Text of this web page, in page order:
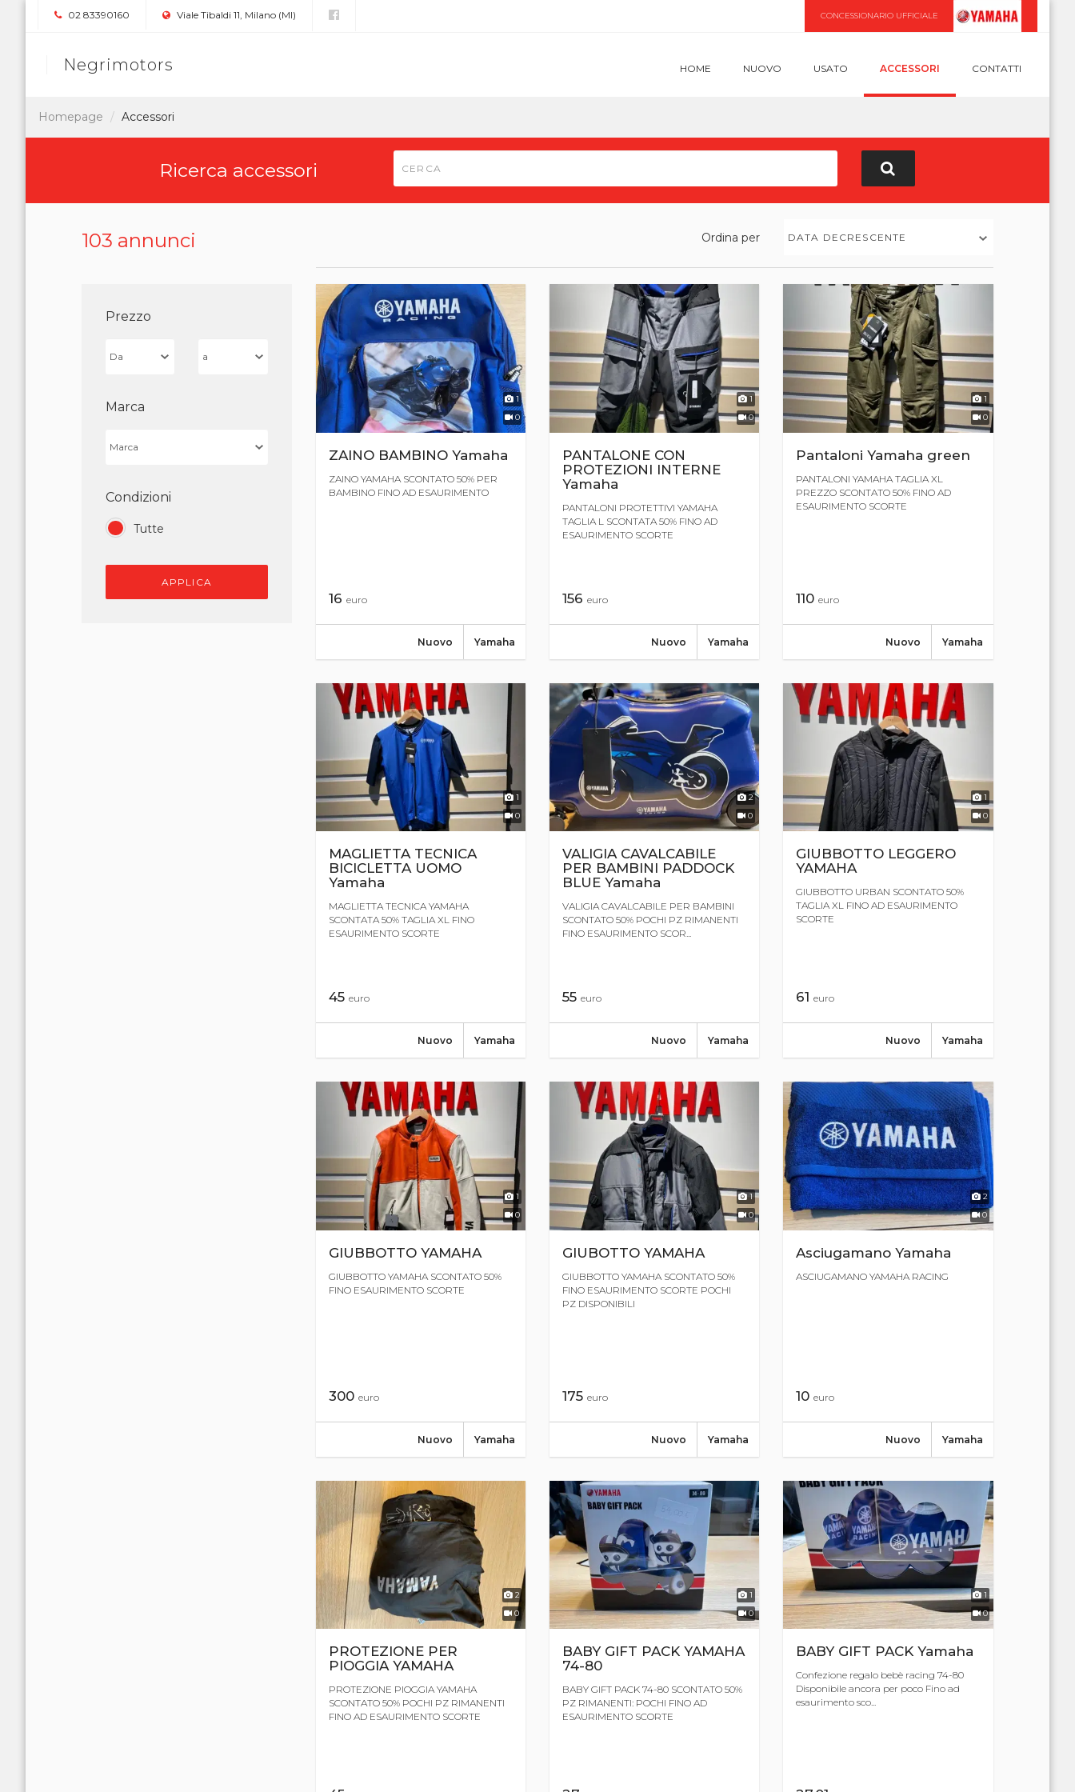
02 83390160 Viale Tibaldi 11, Milano (MI) CONCESSIONARIO UFFICIALE
Negrimotors HOME NUOVO USATO ACCESSORI CONTATTI
Homepage Accessori
Ricerca accessori
103 annunci Ordina per DATA DECRESCENTE
Prezzo
Marca
Condizioni
Tutte
APPLICA
1
0
ZAINO BAMBINO Yamaha
ZAINO YAMAHA SCONTATO 50% PER
BAMBINO FINO AD ESAURIMENTO
16 euro
Yamaha
Nuovo
1
0
PANTALONE CON
PROTEZIONI INTERNE
Yamaha
PANTALONI PROTETTIVI YAMAHA
TAGLIA L SCONTATA 50% FINO AD
ESAURIMENTO SCORTE
156 euro
Yamaha
Nuovo
1
0
Pantaloni Yamaha green
PANTALONI YAMAHA TAGLIA XL
PREZZO SCONTATO 50% FINO AD
ESAURIMENTO SCORTE
110euro
Yamaha
Nuovo
1
0
MAGLIETTA TECNICA
BICICLETTA UOMO
Yamaha
MAGLIETTA TECNICA YAMAHA
SCONTATA 50% TAGLIA XL FINO
ESAURIMENTO SCORTE
45 euro
Yamaha
Nuovo
2
0
VALIGIA CAVALCABILE
PER BAMBINI PADDOCK
BLUE Yamaha
VALIGIA CAVALCABILE PER BAMBINI
SCONTATO 50% POCHI PZ RIMANENTI
FINO ESAURIMENTO SCOR...
55 euro
Yamaha
Nuovo
1
0
GIUBBOTTO LEGGERO
YAMAHA
GIUBBOTTO URBAN SCONTATO 50%
TAGLIA XL FINO AD ESAURIMENTO
SCORTE
61euro
Yamaha
Nuovo
1
0
GIUBBOTTO YAMAHA
GIUBBOTTO YAMAHA SCONTATO 50%
FINO ESAURIMENTO SCORTE
300 euro
Yamaha
Nuovo
1
0
GIUBOTTO YAMAHA
GIUBBOTTO YAMAHA SCONTATO 50%
FINO ESAURIMENTO SCORTE POCHI
PZ DISPONIBILI
175 euro
Yamaha
Nuovo
2
0
Asciugamano Yamaha
ASCIUGAMANO YAMAHA RACING
10euro
Yamaha
Nuovo
2
0
PROTEZIONE PER
PIOGGIA YAMAHA
PROTEZIONE PIOGGIA YAMAHA
SCONTATO 50% POCHI PZ RIMANENTI
FINO AD ESAURIMENTO SCORTE
1
0
BABY GIFT PACK YAMAHA
74-80
BABY GIFT PACK 74-80 SCONTATO 50%
PZ RIMANENTI: POCHI FINO AD
ESAURIMENTO SCORTE
1
0
BABY GIFT PACK Yamaha
Confezione regalo bebè racing 74-80
Disponibile ancora per poco Fino ad
esaurimento sco...